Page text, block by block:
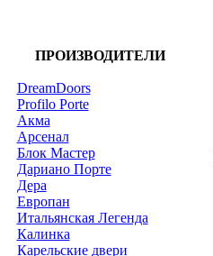
ПРОИЗВОДИТЕЛИ
DreamDoors
Profilo Porte
Акма
Арсенал
Блок Мастер
Дариано Порте
Дера
Европан
Итальянская Легенда
Калинка
Карельские двери